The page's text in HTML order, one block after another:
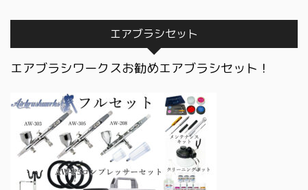
エアブラシセット
エアブラシワークスお勧めエアブラシセット！